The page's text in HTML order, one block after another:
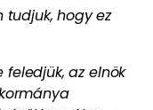
tudjuk, hogy ez
feledjük, az elnök